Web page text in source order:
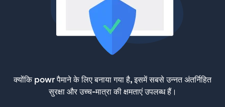
क्योंकि powr पैमाने के लिए बनाया गया है, इसमें सबसे उन्नत अंतर्निहित
सुरक्षा और उच्च-मात्रा की क्षमताएं उपलब्ध हैं।